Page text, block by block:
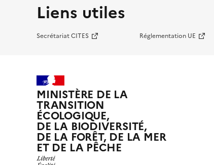
Liens utiles
Secrétariat CITES Réglementation UE
MINISTÈRE DE LA
TRANSITION
ÉCOLOGIQUE,
DE LA BIODIVERSITÉ,
DE LA FORÊT, DE LA MER
ET DE LA PÊCHE